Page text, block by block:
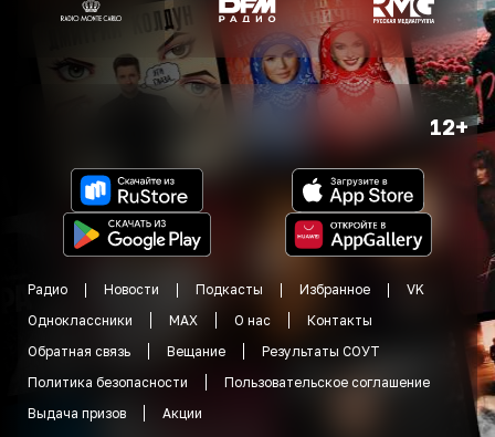
12+
Радио Новости Подкасты Избранное
VK
Одноклассники
MAX О нас
Контакты
Обратная связь
Вещание
Результаты СОУТ
Политика безопасности
Пользовательское соглашение
Выдача призов
Акции